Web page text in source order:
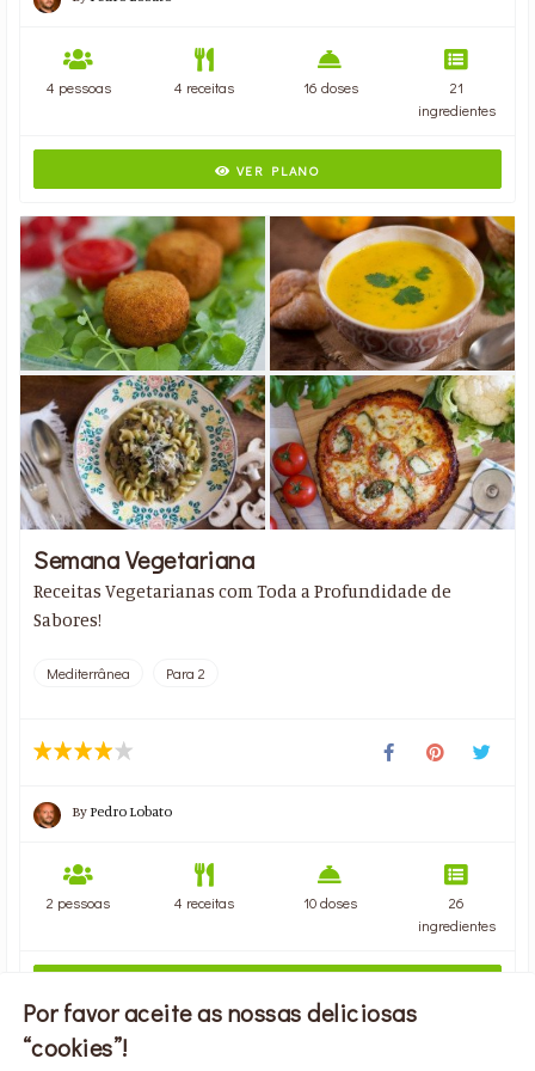
4 pessoas 4 receitas 16 doses
21
ingredientes
VER PLANO
Semana Vegetariana
Receitas Vegetarianas com Toda a Profundidade de
Sabores!
Mediterrânea Para 2
ByPedro Lobato
2 pessoas 4 receitas 10 doses
26
ingredientes
Por favor aceite as nossas deliciosas
“cookies”!